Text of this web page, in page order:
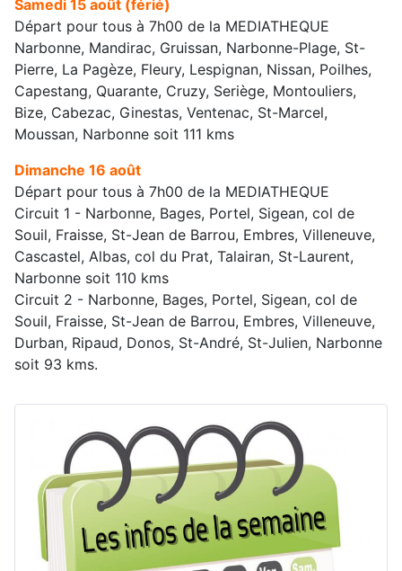
Samedi 15 août (férié)
Départ pour tous à 7h00 de la MEDIATHEQUE
Narbonne, Mandirac, Gruissan, Narbonne-Plage, St-
Pierre, La Pagèze, Fleury, Lespignan, Nissan, Poilhes,
Capestang, Quarante, Cruzy, Seriège, Montouliers,
Bize, Cabezac, Ginestas, Ventenac, St-Marcel,
Moussan, Narbonne soit 111 kms
Dimanche 16 août
Départ pour tous à 7h00 de la MEDIATHEQUE
Circuit 1 - Narbonne, Bages, Portel, Sigean, col de
Souil, Fraisse, St-Jean de Barrou, Embres, Villeneuve,
Cascastel, Albas, col du Prat, Talairan, St-Laurent,
Narbonne soit 110 kms
Circuit 2 - Narbonne, Bages, Portel, Sigean, col de
Souil, Fraisse, St-Jean de Barrou, Embres, Villeneuve,
Durban, Ripaud, Donos, St-André, St-Julien, Narbonne
soit 93 kms.